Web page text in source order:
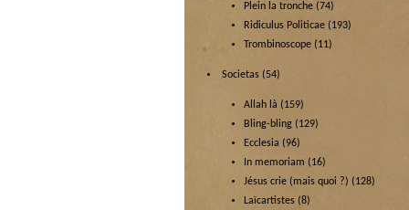
Plein la tronche (74)
Ridiculus Politicae (193)
Trombinoscope (11)
Societas (54)
Allah là (159)
Bling-bling (129)
Ecclesia (96)
In memoriam (16)
Jésus crie (mais quoi ?) (128)
Laïcartistes (8)